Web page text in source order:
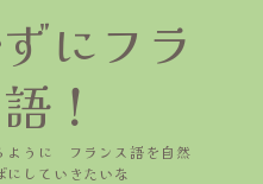
にフラ
！
ように フランス語を自然
していきたいな